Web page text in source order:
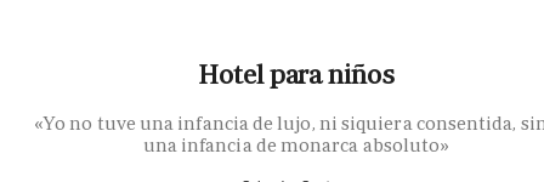
Hotel para niños
«Yo no tuve una infancia de lujo, ni siquiera consentida,
una infancia de monarca absoluto»